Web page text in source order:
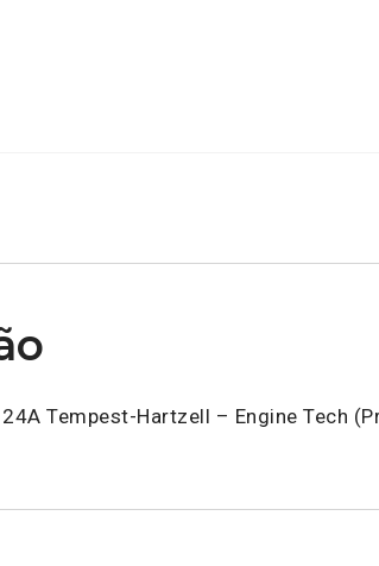
Tempest-Hartzell – Engine Tech